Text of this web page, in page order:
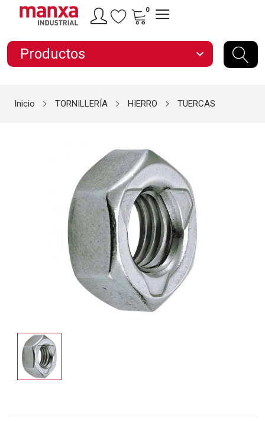
0
Productos expand_more
Inicio TORNILLERÍA HIERRO TUERCAS